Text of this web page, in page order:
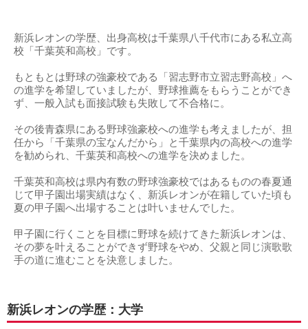
新浜レオンの学歴、出身高校は千葉県八千代市にある私立高
校「千葉英和高校」です。
もともとは野球の強豪校である「習志野市立習志野高校」へ
の進学を希望していましたが、野球推薦をもらうことができ
ず、一般入試も面接試験も失敗して不合格に。
その後青森県にある野球強豪校への進学も考えましたが、担
任から「千葉県の宝なんだから」と千葉県内の高校への進学
を勧められ、千葉英和高校への進学を決めました。
千葉英和高校は県内有数の野球強豪校ではあるものの春夏通
じて甲子園出場実績はなく、新浜レオンが在籍していた頃も
夏の甲子園へ出場することは叶いませんでした。
甲子園に行くことを目標に野球を続けてきた新浜レオンは、
その夢を叶えることができず野球をやめ、父親と同じ演歌歌
手の道に進むことを決意しました。
新浜レオンの学歴：大学